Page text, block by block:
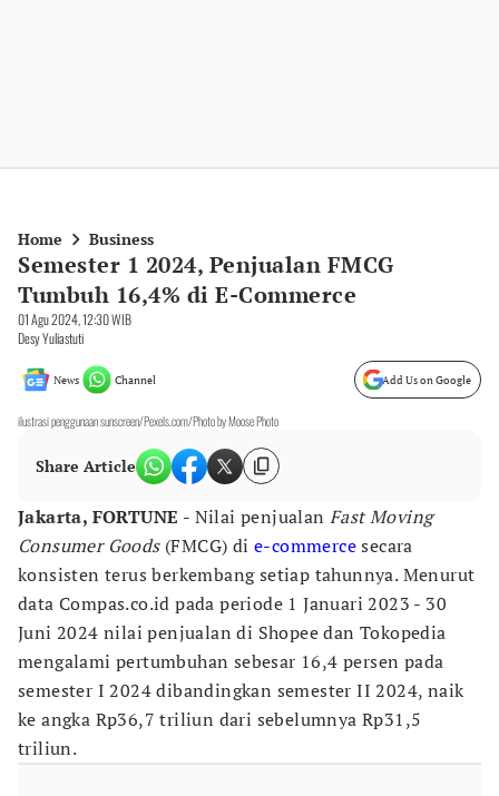
Home Business
Semester 1 2024, Penjualan FMCG
Tumbuh 16,4% di E-Commerce
01 Agu 2024, 12:30 WIB
Desy Yuliastuti
News Channel Add Us on Google
ilustrasi penggunaan sunscreen/Pexels.com/Photo by Moose Photo
Share Article
Jakarta, FORTUNE - Nilai penjualanFast Moving
Consumer Goods(FMCG) die-commercesecara
konsisten terus berkembang setiap tahunnya. Menurut
data Compas.co.id pada periode 1 Januari 2023 - 30
Juni 2024 nilai penjualan di Shopee dan Tokopedia
mengalami pertumbuhan sebesar 16,4 persen pada
semester I 2024 dibandingkan semester II 2024, naik
ke angka Rp36,7 triliun dari sebelumnya Rp31,5
triliun.